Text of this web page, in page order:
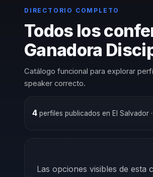
DIRECTORIO COMPLETO
Todos los
Ganadora
Catálogo funcional para explorar
speaker correcto.
4perfiles publicados en El Salvador
Las opciones visibles de esta